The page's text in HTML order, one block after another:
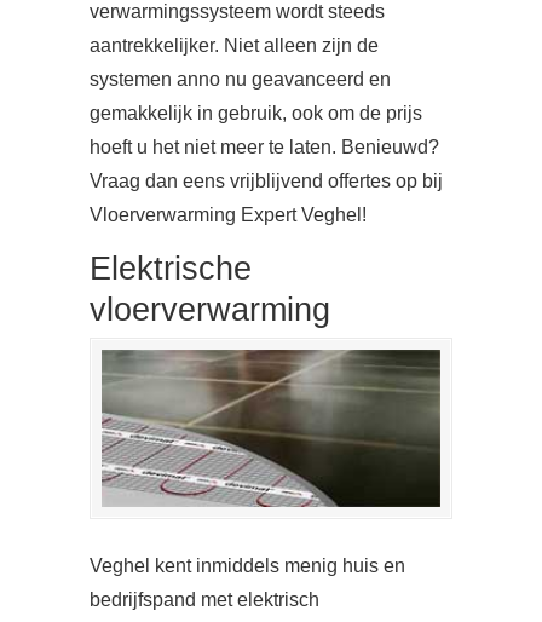
verwarmingssysteem wordt steeds
aantrekkelijker. Niet alleen zijn de
systemen anno nu geavanceerd en
gemakkelijk in gebruik, ook om de prijs
hoeft u het niet meer te laten. Benieuwd?
Vraag dan eens vrijblijvend offertes op bij
Vloerverwarming Expert Veghel!
Elektrische
vloerverwarming
Veghel kent inmiddels menig huis en
bedrijfspand met elektrisch